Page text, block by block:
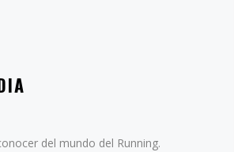
del mundo del Running.